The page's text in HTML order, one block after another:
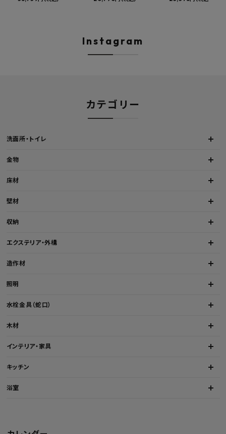
Instagram
カテゴリー
洗面所・トイレ
金物
床材
壁材
収納
エクステリア・外構
造作材
照明
水栓金具（蛇口）
木材
インテリア・家具
キッチン
浴室